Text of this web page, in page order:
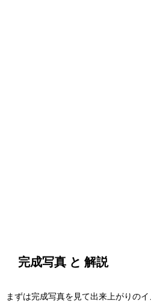
完成写真 と 解説
まずは完成写真を見て出来上がりの